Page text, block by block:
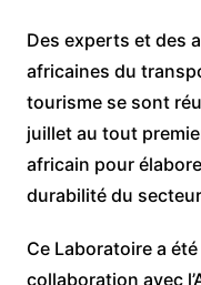
Des experts et des
africaines du
tourisme se sont
juillet au tout
africain pour
durabilité du
Ce Laboratoire a été
collaboration avec